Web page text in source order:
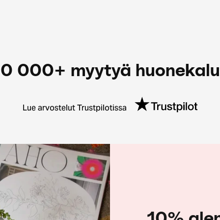
000+ myytyä
Lue arvostelut Trustpilotissa